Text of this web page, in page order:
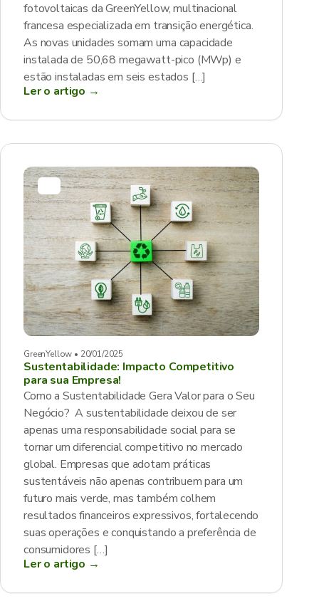
fotovoltaicas da GreenYellow, multinacional
francesa especializada em transição energética.
As novas unidades somam uma capacidade
instalada de 50,68 megawatt-pico (MWp) e
estão instaladas em seis estados […]
Ler o artigo →
GreenYellow • 20/01/2025
Sustentabilidade: Impacto Competitivo
para sua Empresa!
Como a Sustentabilidade Gera Valor para o Seu
Negócio? A sustentabilidade deixou de ser
apenas uma responsabilidade social para se
tornar um diferencial competitivo no mercado
global. Empresas que adotam práticas
sustentáveis não apenas contribuem para um
futuro mais verde, mas também colhem
resultados financeiros expressivos, fortalecendo
suas operações e conquistando a preferência de
consumidores […]
Ler o artigo →